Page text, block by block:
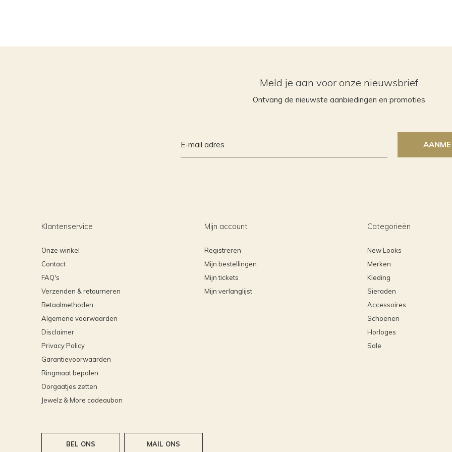
Meld je aan voor onze nieuwsbrief
Ontvang de nieuwste aanbiedingen en promoties
Klantenservice
Onze winkel
Contact
FAQ's
Verzenden & retourneren
Betaalmethoden
Algemene voorwaarden
Disclaimer
Privacy Policy
Garantievoorwaarden
Ringmaat bepalen
Oorgaatjes zetten
Jewelz & More cadeaubon
Mijn account
Registreren
Mijn bestellingen
Mijn tickets
Mijn verlanglijst
Categorieën
New Looks
Merken
Kleding
Sieraden
Accessoires
Schoenen
Horloges
Sale
BEL ONS MAIL ONS